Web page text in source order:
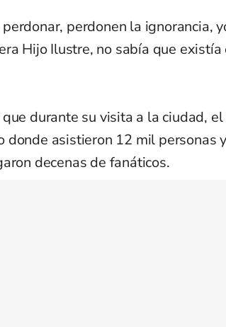
perdonar, perdonen la ignorancia,
Hijo Ilustre, no sabía que
durante su visita a la ciudad,
donde asistieron 12 mil personas
decenas de fanáticos.